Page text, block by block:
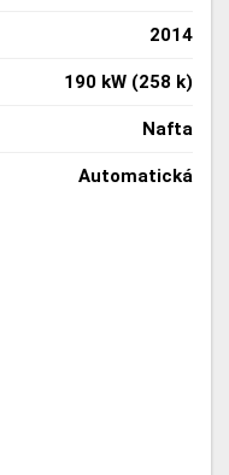
2014
190 kW (258 k)
Nafta
Automatická